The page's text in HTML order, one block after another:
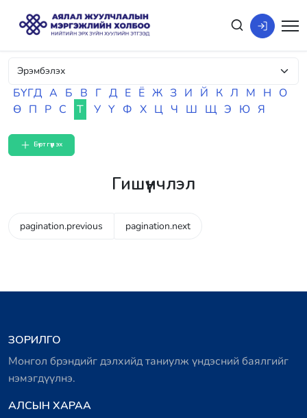
БҮГД А Б В Г Д Е Ё Ж З И Й К Л М Н О
Ө П Р С Т У Ү Ф Х Ц Ч Ш Щ Э Ю Я
Бүртгүүлэх
Гишүүнчлэл
pagination.previous pagination.next
ЗОРИЛГО
Монгол брэндийг дэлхийд таниулж үндэсний баялгийг
нэмэгдүүлнэ.
АЛСЫН ХАРАА